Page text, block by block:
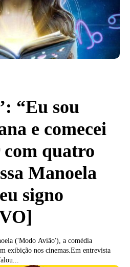
“Eu sou
e comecei
quatro
Manoela
signo
('Modo Avião'), a comédia
exibição nos cinemas.Em entrevista